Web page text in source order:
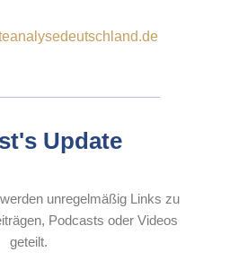
Update
unregelmäßig Links zu
Podcasts oder Videos
geteilt.